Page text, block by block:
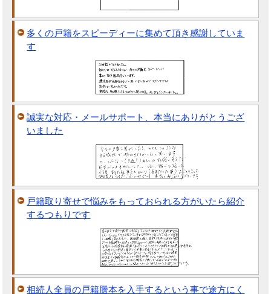
多くの戸籍をスピーディーに集めて頂き感謝していま
す
誠実な対応・メールサポート、本当にありがとうござ
いました
戸籍取り寄せで悩みをもっておられる方がいたら紹介
するつもりです
相続人全員の戸籍謄本を入手するという事で途方にく